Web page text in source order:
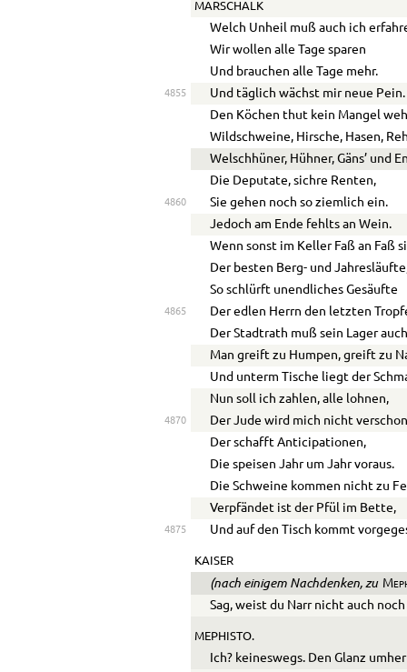
MARSCHALK
Welch Unheil muß auch ich
Wir wollen alle Tage sparen
Und brauchen alle Tage mehr.
4855
Und täglich wächst mir neue Pein.
Den Köchen thut kein Mangel
Wildschweine, Hirsche, Hasen,
Welschhüner, Hühner, Gäns’ und
Die Deputate, sichre Renten,
4860
Sie gehen noch so ziemlich ein.
Jedoch am Ende fehlts an Wein.
Wenn sonst im Keller Faß an Faß
Der besten Berg- und
So schlürft unendliches Gesäufte
4865
Der edlen Herrn den letzten
Der Stadtrath muß sein Lager
Man greift zu Humpen, greift zu
Und unterm Tische liegt der
Nun soll ich zahlen, alle lohnen,
4870
Der Jude wird mich nicht
Der schafft Anticipationen,
Die speisen Jahr um Jahr voraus.
Die Schweine kommen nicht zu
Verpfändet ist der Pfül im Bette,
4875 Und auf den Tisch kommt
KAISER
(nach einigem Nachdenken, zu
Sag, weist du Narr nicht auch
MEPHISTO.
Ich? keineswegs. Den Glanz